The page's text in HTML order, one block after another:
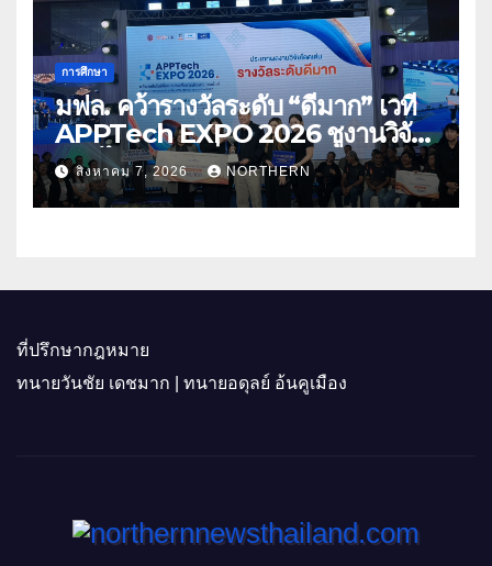
การศึกษา
มฟล. คว้ารางวัลระดับ “ดีมาก” เวที
APPTech EXPO 2026 ชูงานวิจัย
สมุนไพร ขับเคลื่อนนวัตกรรมสู่เชิง
พาณิชย์
สิงหาคม 7, 2026 NORTHERN
ที่ปรึกษากฎหมาย
ทนายวันชัย เดชมาก | ทนายอดุลย์ อ้นคูเมือง